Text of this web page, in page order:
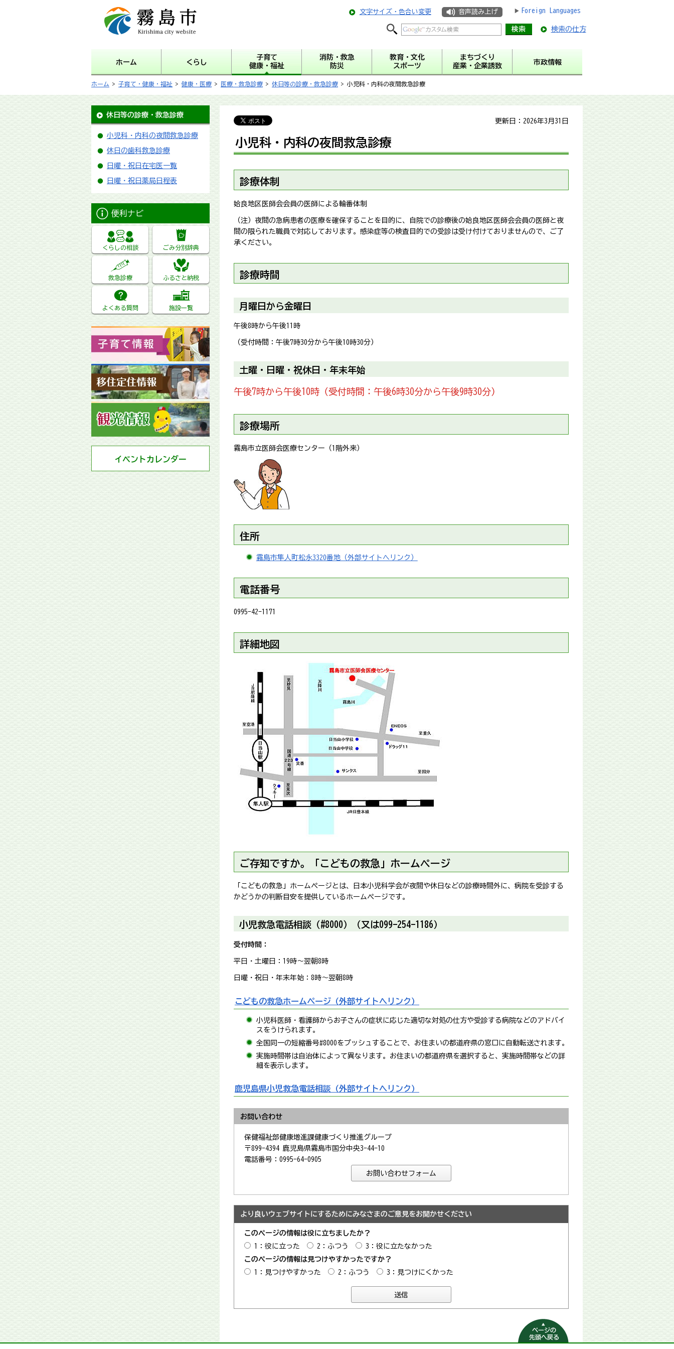
霧島市 Kirishima city
website
文字サイズ・色合い変更 音声読み上げ Foreign Languages
検索の仕方
ホーム くらし
子育て
健康・福祉
消防・救急
防災
教育・文化
スポーツ
まちづくり
産業・企業誘致
市政情報
ホーム > 子育て・健康・福祉 > 健康・医療 > 医療・救急診療 > 休日等の診療・救急診療 > 小児科・内科の夜間救急診療
休日等の診療・救急診療
小児科・内科の夜間救急診療
休日の歯科救急診療
日曜・祝日在宅医一覧
日曜・祝日薬局日程表
便利ナビ
くらしの相談 ごみ分別辞典
救急診療 ふるさと納税
よくある質問 施設一覧
イベントカレンダー
更新日：2026年3月31日
小児科・内科の夜間救急診療
診療体制
姶良地区医師会会員の医師による輪番体制
（注）夜間の急病患者の医療を確保することを目的に、自院での診療後の姶良地区医師会会員の医師と夜
間の限られた職員で対応しております。感染症等の検査目的での受診は受け付けておりませんので、ご了
承ください。
診療時間
月曜日から金曜日
午後8時から午後11時
（受付時間：午後7時30分から午後10時30分）
土曜・日曜・祝休日・年末年始
午後7時から午後10時（受付時間：午後6時30分から午後9時30分）
診療場所
霧島市立医師会医療センター（1階外来）
住所
霧島市隼人町松永3320番地（外部サイトへリンク）
電話番号
0995-42-1171
詳細地図
ご存知ですか。「こどもの救急」ホームページ
「こどもの救急」ホームページとは、日本小児科学会が夜間や休日などの診療時間外に、病院を受診する
かどうかの判断目安を提供しているホームページです。
小児救急電話相談（#8000）（又は099-254-1186）
受付時間：
平日・土曜日：19時～翌朝8時
日曜・祝日・年末年始：8時～翌朝8時
こどもの救急ホームページ（外部サイトへリンク）
小児科医師・看護師からお子さんの症状に応じた適切な対処の仕方や受診する病院などのアドバイ
スをうけられます。
全国同一の短縮番号#8000をプッシュすることで、お住まいの都道府県の窓口に自動転送されます。
実施時間帯は自治体によって異なります。お住まいの都道府県を選択すると、実施時間帯などの詳
細を表示します。
鹿児島県小児救急電話相談（外部サイトへリンク）
お問い合わせ
保健福祉部健康増進課健康づくり推進グループ
〒899-4394 鹿児島県霧島市国分中央3-44-10
電話番号：0995-64-0905
より良いウェブサイトにするためにみなさまのご意見をお聞かせください
このページの情報は役に立ちましたか？
1：役に立った
2：ふつう
3：役に立たなかった
このページの情報は見つけやすかったですか？
1：見つけやすかった
2：ふつう 3：見つけにくかった
ページの先頭へ
戻る